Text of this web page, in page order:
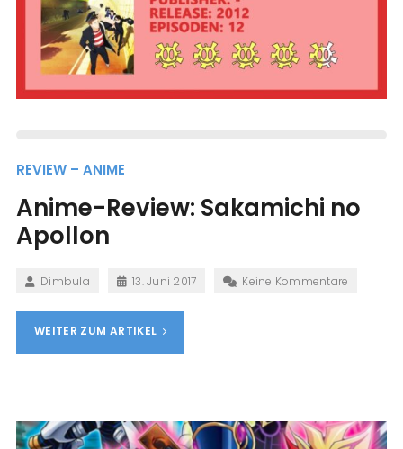
REVIEW – ANIME
Anime-Review: Sakamichi no
Apollon
Dimbula 13. Juni 2017 Keine Kommentare
WEITER ZUM ARTIKEL